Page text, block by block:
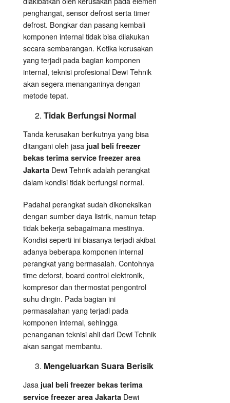
penghangat, sensor defrost serta timer
defrost. Bongkar dan pasang kembali
komponen internal tidak bisa dilakukan
secara sembarangan. Ketika kerusakan
yang terjadi pada bagian komponen
internal, teknisi profesional Dewi Tehnik
akan segera menanganinya dengan
metode tepat.
Tidak Berfungsi Normal
Tanda kerusakan berikutnya yang bisa
ditangani oleh jasa jual beli freezer
bekas terima service freezer area
Jakarta Dewi Tehnik adalah perangkat
dalam kondisi tidak berfungsi normal.
Padahal perangkat sudah dikoneksikan
dengan sumber daya listrik, namun tetap
tidak bekerja sebagaimana mestinya.
Kondisi seperti ini biasanya terjadi akibat
adanya beberapa komponen internal
perangkat yang bermasalah. Contohnya
time deforst, board control elektronik,
kompresor dan thermostat pengontrol
suhu dingin. Pada bagian ini
permasalahan yang terjadi pada
komponen internal, sehingga
penanganan teknisi ahli dari Dewi Tehnik
akan sangat membantu.
Mengeluarkan Suara Berisik
Jasa jual beli freezer bekas terima
service freezer area Jakarta Dewi